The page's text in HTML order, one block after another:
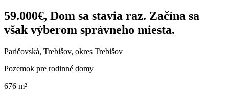
59.000€, Dom sa stavia raz. Začína sa
však výberom správneho miesta.
Paričovská, Trebišov, okres Trebišov
Pozemok pre rodinné domy
676 m²